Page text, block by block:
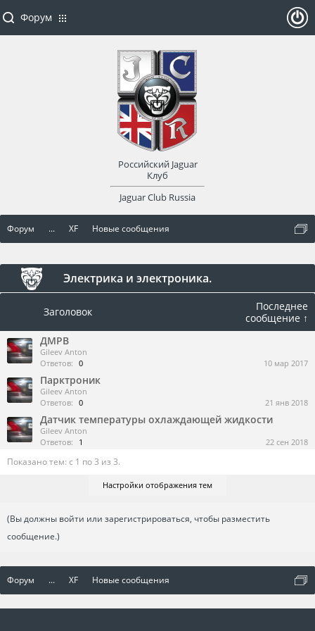
Форум ... XF Новые сообщения
Электрика и электроника.
Заголовок
Последнее
сообщение ↑
ДМРВ
Gileev Anton
Ответов: 0 10 мар 2017
Парктроник
Gileev Anton
Ответов: 0 21 янв 2018
Датчик температуры охлаждающей жидкости
Gileev Anton
Ответов:
1 22 сен 2018
Показано тем: с 1 по 3 из 3.
Настройки отображения тем
(Вы должны войти или зарегистрироваться, чтобы разместить
сообщение.)
Форум ... XF Новые сообщения
Форум
Российский Jaguar
Клуб
Jaguar Club Russia
оват